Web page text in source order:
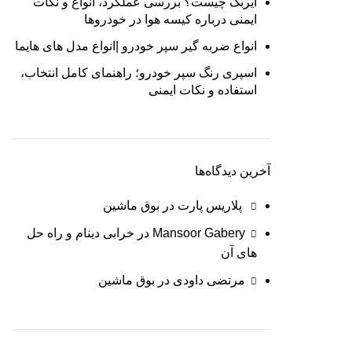
ایمنی درباره کیسه هوا در خودروها
انواع ضربه‌ گیر سپر خودرو |انواع مدل های هایما
اسپری رنگ سپر خودرو؛ راهنمای کامل انتخاب،
استفاده و نکات ایمنی
آخرین دیدگاه‌ها
پلاریس پارت در بوق ماشین
Mansoor Gabery در خرابی دینام و راه حل
های آن
مرتضی داودی در بوق ماشین